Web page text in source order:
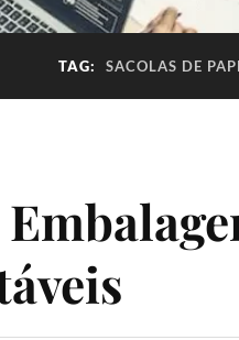
TAG: SACOLAS DE